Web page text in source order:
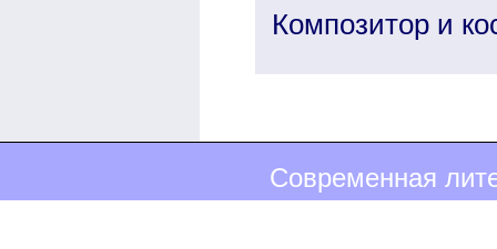
Композитор и
Современная